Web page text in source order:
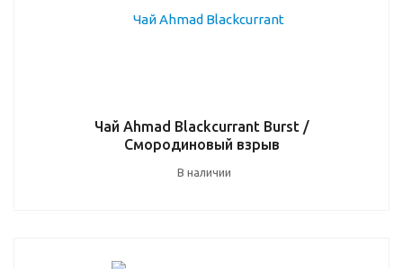
Чай Ahmad Blackcurrant Burst /
Смородиновый взрыв
В наличии